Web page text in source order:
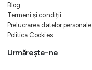
Blog
Termeni și condiții
Prelucrarea datelor personale
Politica Cookies
Urmărește-ne